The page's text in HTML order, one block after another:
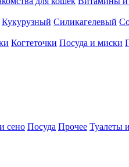
Кукурузный Силикагелевый
Когтеточки Посуда и миски
сено Посуда Прочее Туалеты